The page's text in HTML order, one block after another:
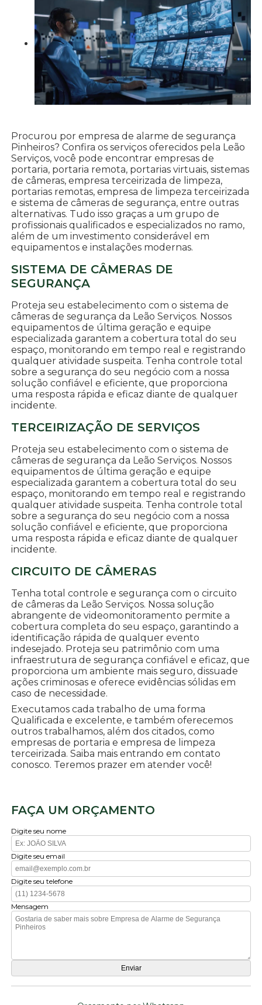
Procurou por empresa de alarme de segurança
Pinheiros? Confira os serviços oferecidos pela Leão
Serviços, você pode encontrar empresas de
portaria, portaria remota, portarias virtuais, sistemas
de câmeras, empresa terceirizada de limpeza,
portarias remotas, empresa de limpeza terceirizada
e sistema de câmeras de segurança, entre outras
alternativas. Tudo isso graças a um grupo de
profissionais qualificados e especializados no ramo,
além de um investimento considerável em
equipamentos e instalações modernas.
SISTEMA DE CÂMERAS DE
SEGURANÇA
Proteja seu estabelecimento com o sistema de
câmeras de segurança da Leão Serviços. Nossos
equipamentos de última geração e equipe
especializada garantem a cobertura total do seu
espaço, monitorando em tempo real e registrando
qualquer atividade suspeita. Tenha controle total
sobre a segurança do seu negócio com a nossa
solução confiável e eficiente, que proporciona
uma resposta rápida e eficaz diante de qualquer
incidente.
TERCEIRIZAÇÃO DE SERVIÇOS
Proteja seu estabelecimento com o sistema de
câmeras de segurança da Leão Serviços. Nossos
equipamentos de última geração e equipe
especializada garantem a cobertura total do seu
espaço, monitorando em tempo real e registrando
qualquer atividade suspeita. Tenha controle total
sobre a segurança do seu negócio com a nossa
solução confiável e eficiente, que proporciona
uma resposta rápida e eficaz diante de qualquer
incidente.
CIRCUITO DE CÂMERAS
Tenha total controle e segurança com o circuito
de câmeras da Leão Serviços. Nossa solução
abrangente de videomonitoramento permite a
cobertura completa do seu espaço, garantindo a
identificação rápida de qualquer evento
indesejado. Proteja seu patrimônio com uma
infraestrutura de segurança confiável e eficaz, que
proporciona um ambiente mais seguro, dissuade
ações criminosas e oferece evidências sólidas em
caso de necessidade.
Executamos cada trabalho de uma forma
Qualificada e excelente, e também oferecemos
outros trabalhamos, além dos citados, como
empresas de portaria e empresa de limpeza
terceirizada. Saiba mais entrando em contato
conosco. Teremos prazer em atender você!
FAÇA UM ORÇAMENTO
Digite seu nome
Digite seu email
Digite seu telefone
Mensagem